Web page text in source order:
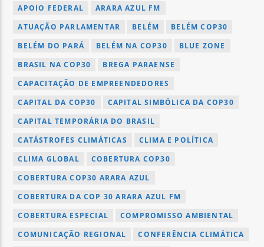
APOIO FEDERAL
ARARA AZUL FM
ATUAÇÃO PARLAMENTAR
BELÉM
BELÉM COP30
BELÉM DO PARÁ
BELÉM NA COP30
BLUE ZONE
BRASIL NA COP30
BREGA PARAENSE
CAPACITAÇÃO DE EMPREENDEDORES
CAPITAL DA COP30
CAPITAL SIMBÓLICA DA COP30
CAPITAL TEMPORÁRIA DO BRASIL
CATÁSTROFES CLIMÁTICAS
CLIMA E POLÍTICA
CLIMA GLOBAL
COBERTURA COP30
COBERTURA COP30 ARARA AZUL
COBERTURA DA COP 30 ARARA AZUL FM
COBERTURA ESPECIAL
COMPROMISSO AMBIENTAL
COMUNICAÇÃO REGIONAL
CONFERÊNCIA CLIMÁTICA